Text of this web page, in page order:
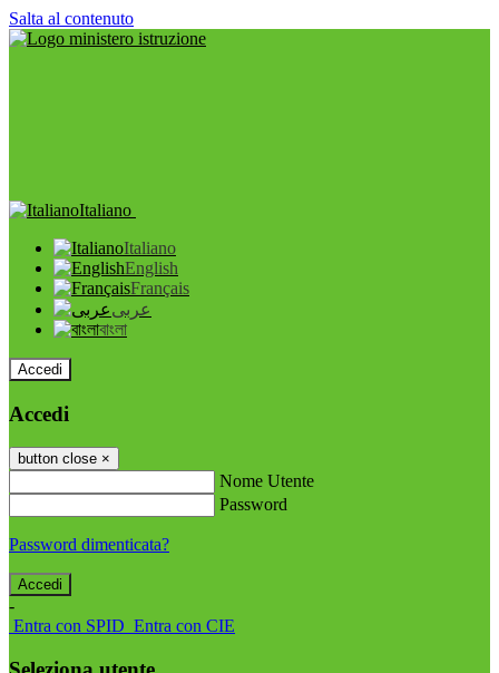
Salta al contenuto
Italiano
Italiano
English
Français
عربى
বাংলা
Accedi
Accedi
button close ×
Nome Utente
Password
Password dimenticata?
-
Entra con SPID Entra con CIE